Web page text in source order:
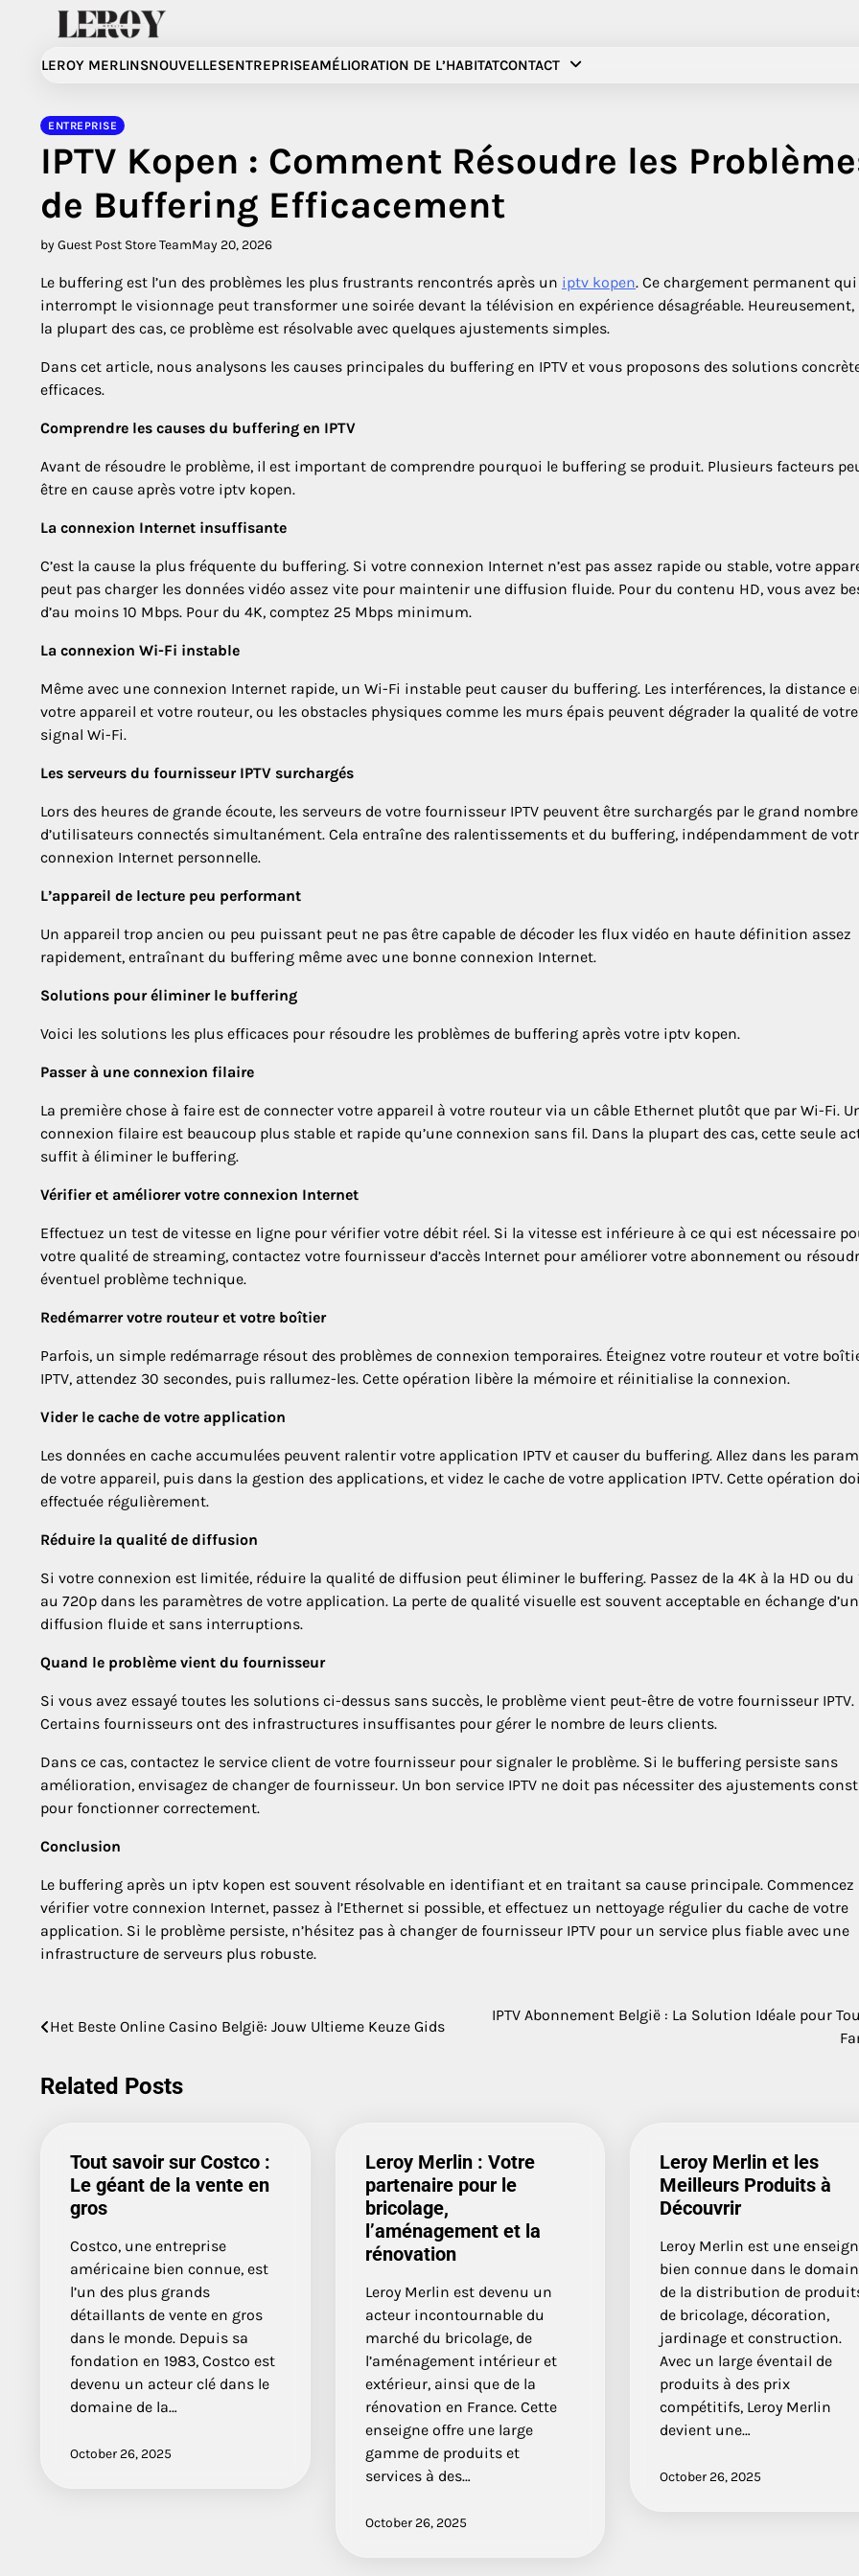
contentLEROY MERLINSNOUVELLESENTREPRISEAMÉLIORATION DE L’HABITATCONTACT
ENTREPRISE
IPTV Kopen : Comment Résoudre les
de Buffering Efficacement
by Guest Post Store TeamMay 20, 2026
Le buffering est l’un des problèmes les plus frustrants rencontrés après un iptv kopen. Ce chargement permanent qui
interrompt le visionnage peut transformer une soirée devant la télévision en expérience désagréable. Heureusement,
la plupart des cas, ce problème est résolvable avec quelques ajustements simples.
Dans cet article, nous analysons les causes principales du buffering en IPTV et vous proposons des solutions
efficaces.
Comprendre les causes du buffering en IPTV
Avant de résoudre le problème, il est important de comprendre pourquoi le buffering se produit. Plusieurs facteurs
être en cause après votre iptv kopen.
La connexion Internet insuffisante
C’est la cause la plus fréquente du buffering. Si votre connexion Internet n’est pas assez rapide ou stable, votre
peut pas charger les données vidéo assez vite pour maintenir une diffusion fluide. Pour du contenu HD, vous avez
d’au moins 10 Mbps. Pour du 4K, comptez 25 Mbps minimum.
La connexion Wi-Fi instable
Même avec une connexion Internet rapide, un Wi-Fi instable peut causer du buffering. Les interférences, la distance
votre appareil et votre routeur, ou les obstacles physiques comme les murs épais peuvent dégrader la qualité de votre
signal Wi-Fi.
Les serveurs du fournisseur IPTV surchargés
Lors des heures de grande écoute, les serveurs de votre fournisseur IPTV peuvent être surchargés par le grand nombre
d’utilisateurs connectés simultanément. Cela entraîne des ralentissements et du buffering, indépendamment de
connexion Internet personnelle.
L’appareil de lecture peu performant
Un appareil trop ancien ou peu puissant peut ne pas être capable de décoder les flux vidéo en haute définition assez
rapidement, entraînant du buffering même avec une bonne connexion Internet.
Solutions pour éliminer le buffering
Voici les solutions les plus efficaces pour résoudre les problèmes de buffering après votre iptv kopen.
Passer à une connexion filaire
La première chose à faire est de connecter votre appareil à votre routeur via un câble Ethernet plutôt que par Wi-Fi.
connexion filaire est beaucoup plus stable et rapide qu’une connexion sans fil. Dans la plupart des cas, cette seule
suffit à éliminer le buffering.
Vérifier et améliorer votre connexion Internet
Effectuez un test de vitesse en ligne pour vérifier votre débit réel. Si la vitesse est inférieure à ce qui est nécessaire
votre qualité de streaming, contactez votre fournisseur d’accès Internet pour améliorer votre abonnement ou
éventuel problème technique.
Redémarrer votre routeur et votre boîtier
Parfois, un simple redémarrage résout des problèmes de connexion temporaires. Éteignez votre routeur et votre
IPTV, attendez 30 secondes, puis rallumez-les. Cette opération libère la mémoire et réinitialise la connexion.
Vider le cache de votre application
Les données en cache accumulées peuvent ralentir votre application IPTV et causer du buffering. Allez dans les
de votre appareil, puis dans la gestion des applications, et videz le cache de votre application IPTV. Cette opération
effectuée régulièrement.
Réduire la qualité de diffusion
Si votre connexion est limitée, réduire la qualité de diffusion peut éliminer le buffering. Passez de la 4K à la HD ou du
au 720p dans les paramètres de votre application. La perte de qualité visuelle est souvent acceptable en échange
diffusion fluide et sans interruptions.
Quand le problème vient du fournisseur
Si vous avez essayé toutes les solutions ci-dessus sans succès, le problème vient peut-être de votre fournisseur IPTV.
Certains fournisseurs ont des infrastructures insuffisantes pour gérer le nombre de leurs clients.
Dans ce cas, contactez le service client de votre fournisseur pour signaler le problème. Si le buffering persiste sans
amélioration, envisagez de changer de fournisseur. Un bon service IPTV ne doit pas nécessiter des ajustements
pour fonctionner correctement.
Conclusion
Le buffering après un iptv kopen est souvent résolvable en identifiant et en traitant sa cause principale. Commencez
vérifier votre connexion Internet, passez à l’Ethernet si possible, et effectuez un nettoyage régulier du cache de votre
application. Si le problème persiste, n’hésitez pas à changer de fournisseur IPTV pour un service plus fiable avec une
infrastructure de serveurs plus robuste.
Post
Het Beste Online Casino België: Jouw Ultieme Keuze Gids
IPTV Abonnement België : La Solution Idéale pour
Related Posts
Tout savoir sur Costco :
Le géant de la vente en
gros
Costco, une entreprise
américaine bien connue, est
l’un des plus grands
détaillants de vente en gros
dans le monde. Depuis sa
fondation en 1983, Costco est
devenu un acteur clé dans le
domaine de la…
October 26, 2025
Leroy Merlin : Votre
partenaire pour le
bricolage,
l’aménagement et la
rénovation
Leroy Merlin est devenu un
acteur incontournable du
marché du bricolage, de
l’aménagement intérieur et
extérieur, ainsi que de la
rénovation en France. Cette
enseigne offre une large
gamme de produits et
services à des…
October 26, 2025
Leroy Merlin et les
Meilleurs Produits à
Découvrir
Leroy Merlin est une
bien connue dans le
de la distribution de
de bricolage, décoration,
jardinage et construction.
Avec un large éventail de
produits à des prix
compétitifs, Leroy Merlin
devient une…
October 26, 2025